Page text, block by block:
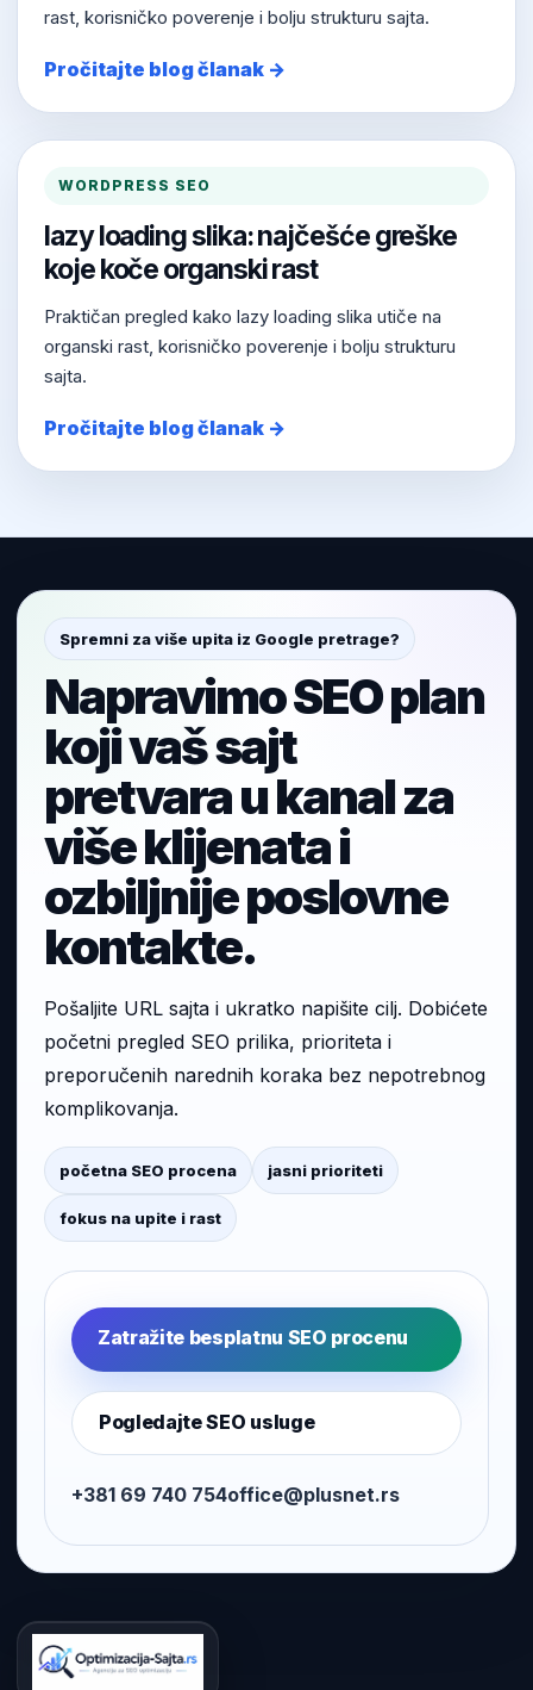
rast, korisničko poverenje i bolju strukturu sajta.
Pročitajte blog članak →
WORDPRESS SEO
lazy loading slika: najčešće greške
koje koče organski rast
Praktičan pregled kako lazy loading slika utiče na
organski rast, korisničko poverenje i bolju strukturu
sajta.
Pročitajte blog članak →
Spremni za više upita iz Google pretrage?
Napravimo SEO plan
koji vaš sajt
pretvara u kanal za
više klijenata i
ozbiljnije poslovne
kontakte.
Pošaljite URL sajta i ukratko napišite cilj. Dobićete
početni pregled SEO prilika, prioriteta i
preporučenih narednih koraka bez nepotrebnog
komplikovanja.
početna SEO procena jasni prioriteti
fokus na upite i rast
Zatražite besplatnu SEO procenu
Pogledajte SEO usluge
+381 69 740 754office@plusnet.rs